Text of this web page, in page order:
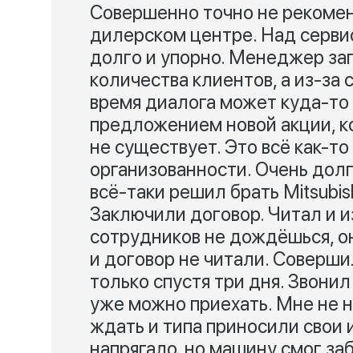
Совершенно точно не
дилерском центре. Над
долго и упорно. Менеджер
количества клиентов, а из-
время диалога может куда-то
предложением новой акции,
не существует. Это всё как-
организованности. Очень
всё-таки решил брать
Заключили договор. Читал и
сотрудников не дождёшься,
и договор не читали.
только спустя три дня.
уже можно приехать. Мне не
ждать и типа приносили свои